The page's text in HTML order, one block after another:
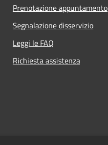
Prenotazione appuntamento
Segnalazione disservizio
Leggi le FAQ
Richiesta assistenza